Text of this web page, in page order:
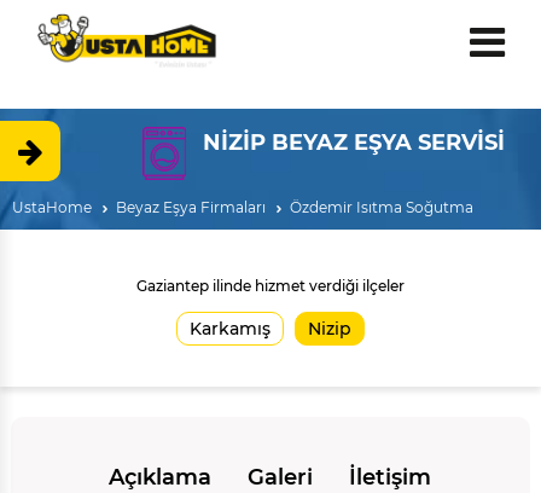
NİZİP BEYAZ EŞYA SERVİSİ
UstaHome Beyaz Eşya Firmaları Özdemir Isıtma Soğutma
Gaziantep ilinde hizmet verdiği ilçeler
Karkamış Nizip
Açıklama Galeri İletişim